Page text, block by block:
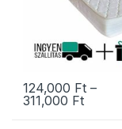
124,000 Ft –
311,000 Ft
Ennek a